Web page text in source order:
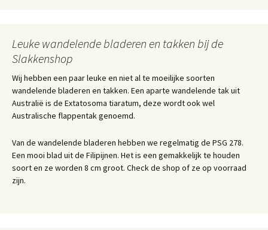
Leuke wandelende bladeren en takken bij de
Slakkenshop
Wij hebben een paar leuke en niet al te moeilijke soorten
wandelende bladeren en takken. Een aparte wandelende tak uit
Australië is de Extatosoma tiaratum, deze wordt ook wel
Australische flappentak genoemd.
Van de wandelende bladeren hebben we regelmatig de PSG 278.
Een mooi blad uit de Filipijnen. Het is een gemakkelijk te houden
soort en ze worden 8 cm groot. Check de shop of ze op voorraad
zijn.